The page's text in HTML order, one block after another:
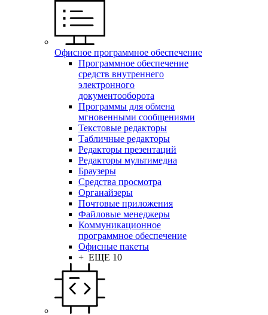
Офисное программное обеспечение
Программное обеспечение
средств внутреннего
электронного
документооборота
Программы для обмена
мгновенными сообщениями
Текстовые редакторы
Табличные редакторы
Редакторы презентаций
Редакторы мультимедиа
Браузеры
Средства просмотра
Органайзеры
Почтовые приложения
Файловые менеджеры
Коммуникационное
программное обеспечение
Офисные пакеты
+ ЕЩЕ 10